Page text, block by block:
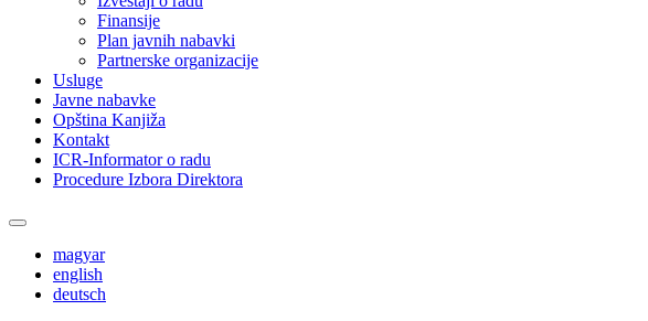
Finansije
Plan javnih nabavki
Partnerske organizacije
Usluge
Javne nabavke
Opština Kanjiža
Kontakt
ICR-Informator o radu
Procedure Izbora Direktora
magyar
english
deutsch